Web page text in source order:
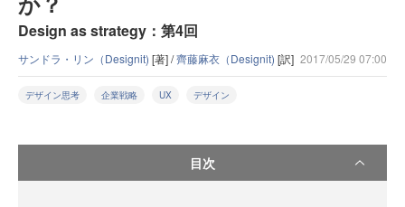
Design as strategy：第4回
サンドラ・リン（Designit) [著] /齊藤麻衣（Designit) [訳] 2017/05/29 07:00
デザイン思考 企業戦略 UX デザイン
目次